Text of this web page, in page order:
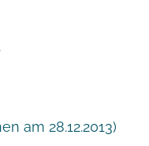
am 28.12.2013)